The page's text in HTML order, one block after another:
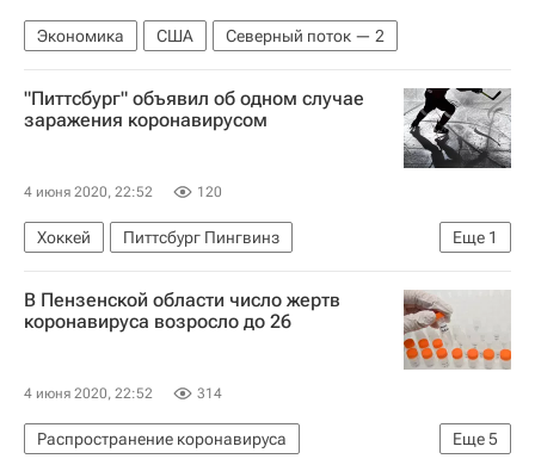
Экономика США Северный поток — 2
"Питтсбург" объявил об одном случае
заражения коронавирусом
4 июня 2020, 22:52 120
Еще 1
Хоккей
Питтсбург Пингвинз
Спорт в условиях пандемии коронавируса
В Пензенской области число жертв
коронавируса возросло до 26
4 июня 2020, 22:52 314
Еще5
Распространение коронавируса